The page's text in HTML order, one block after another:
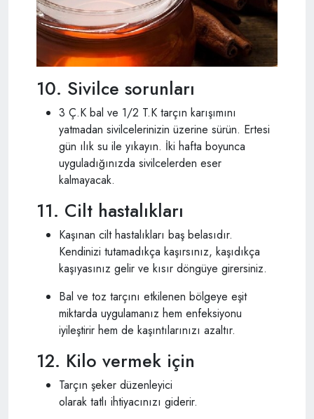
10. Sivilce sorunları
3 Ç.K bal ve 1/2 T.K tarçın karışımını
yatmadan sivilcelerinizin üzerine sürün. Ertesi
gün ılık su ile yıkayın. İki hafta boyunca
uyguladığınızda sivilcelerden eser
kalmayacak.
11. Cilt hastalıkları
Kaşınan cilt hastalıkları baş belasıdır.
Kendinizi tutamadıkça kaşırsınız, kaşıdıkça
kaşıyasınız gelir ve kısır döngüye girersiniz.
Bal ve toz tarçını etkilenen bölgeye eşit
miktarda uygulamanız hem enfeksiyonu
iyileştirir hem de kaşıntılarınızı azaltır.
12. Kilo vermek için
Tarçın şeker düzenleyici
olarak tatlı ihtiyacınızı giderir.